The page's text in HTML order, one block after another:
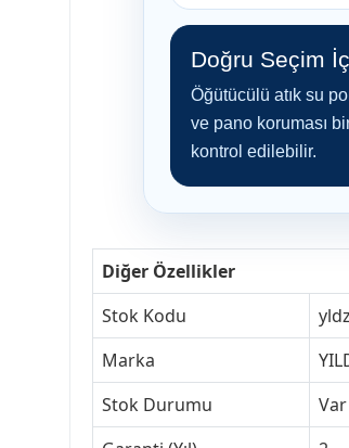
Doğru Seçim
Öğütücülü atık su
ve pano koruması
kontrol edilebilir.
Diğer Özellikler
Stok Kodu
Marka
Stok Durumu
Var